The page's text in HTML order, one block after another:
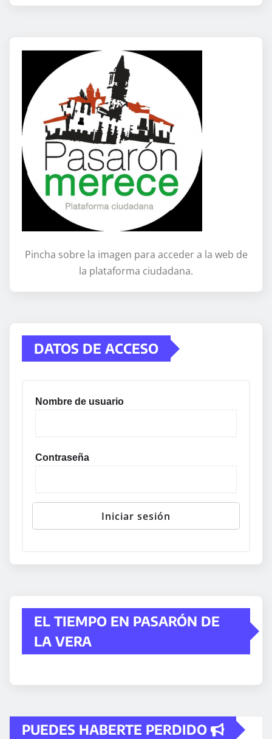
Pincha sobre la imagen para acceder a la web de
la plataforma ciudadana.
DATOS DE ACCESO
Nombre de usuario
Contraseña
EL TIEMPO EN PASARÓN DE
LA VERA
PUEDES HABERTE PERDIDO